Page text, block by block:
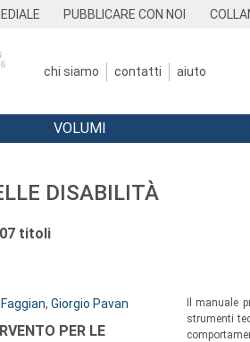
PUBBLICARE CON NOI
chi siamo contatti aiuto
VOLUMI
DISABILITÀ
titoli
, Giorgio Pavan
PER LE
Sommario:
Il manuale
strumenti